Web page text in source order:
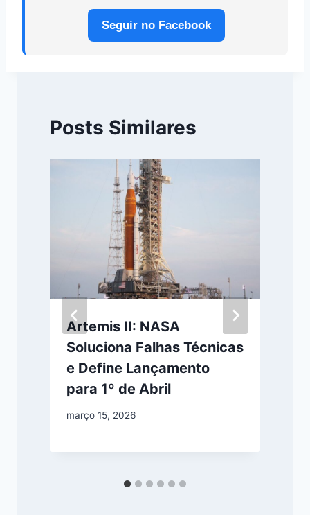
Seguir no Facebook
Posts Similares
Artemis II: NASA
Soluciona Falhas Técnicas
e Define Lançamento
para 1º de Abril
março 15, 2026